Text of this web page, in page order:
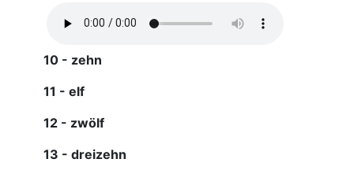
10 - zehn
11 - elf
12 - zwölf
13 - dreizehn